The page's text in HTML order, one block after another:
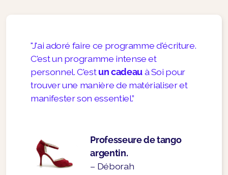
"J'ai adoré faire ce programme d'écriture.
C'est un programme intense et
personnel. C'estun cadeauà Soi pour
trouver une manière de matérialiser et
manifester son essentiel.”
Professeure de tango
argentin.
– Déborah